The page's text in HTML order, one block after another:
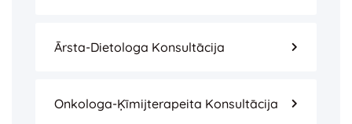
Ārsta-Dietologa Konsultācija
Onkologa-Ķīmijterapeita Konsultācija